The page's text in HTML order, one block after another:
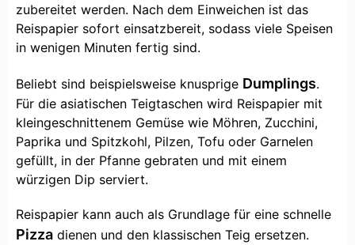
zubereitet werden. Nach dem Einweichen ist das
Reispapier sofort einsatzbereit, sodass viele Speisen
in wenigen Minuten fertig sind.
Beliebt sind beispielsweise knusprige Dumplings.
Für die asiatischen Teigtaschen wird Reispapier mit
kleingeschnittenem Gemüse wie Möhren, Zucchini,
Paprika und Spitzkohl, Pilzen, Tofu oder Garnelen
gefüllt, in der Pfanne gebraten und mit einem
würzigen Dip serviert.
Reispapier kann auch als Grundlage für eine schnelle
Pizza dienen und den klassischen Teig ersetzen.